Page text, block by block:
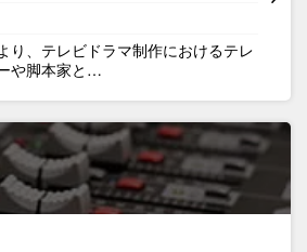
り、テレビドラマ制作におけるテレ
や脚本家と…